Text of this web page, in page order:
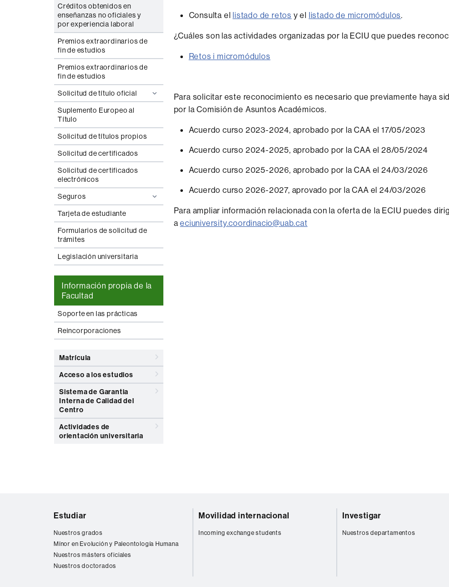
Créditos obtenidos en
enseñanzas no oficiales y
por experiencia laboral
Premios extraordinarios de
fin de estudios
Premios extraordinarios de
fin de estudios
Solicitud de título oficial
Suplemento Europeo al
Título
Solicitud de títulos propios
Solicitud de certificados
Solicitud de certificados
electrónicos
Seguros
Tarjeta de estudiante
Formularios de solicitud de
trámites
Legislación universitaria
Información propia de la
Facultad
Soporte en las prácticas
Reincorporaciones
Matrícula
Acceso a los estudios
Sistema de Garantia
Interna de Calidad del
Centro
Actividades de
orientación universitaria
Consulta el listado de retos y el listado de micromódulos.
¿Cuáles son las actividades organizadas por la ECIU que puedes
Retos i micromódulos
Para solicitar este reconocimiento es necesario que previamente haya
por la Comisión de Asuntos Académicos.
Acuerdo curso 2023-2024, aprobado por la CAA el 17/05/2023
Acuerdo curso 2024-2025, aprobado por la CAA el 28/05/2024
Acuerdo curso 2025-2026, aprobado por la CAA el 24/03/2026
Acuerdo curso 2026-2027, aprovado por la CAA el 24/03/2026
Para ampliar información relacionada con la oferta de la ECIU puedes
aeciuniversity.coordinacio@uab.cat
Estudiar
Nuestros grados
Mínor en Evolución y Paleontología Humana
Nuestros másters oficiales
Nuestros doctorados
Movilidad internacional
Incoming exchange students
Investigar
Nuestros departamentos